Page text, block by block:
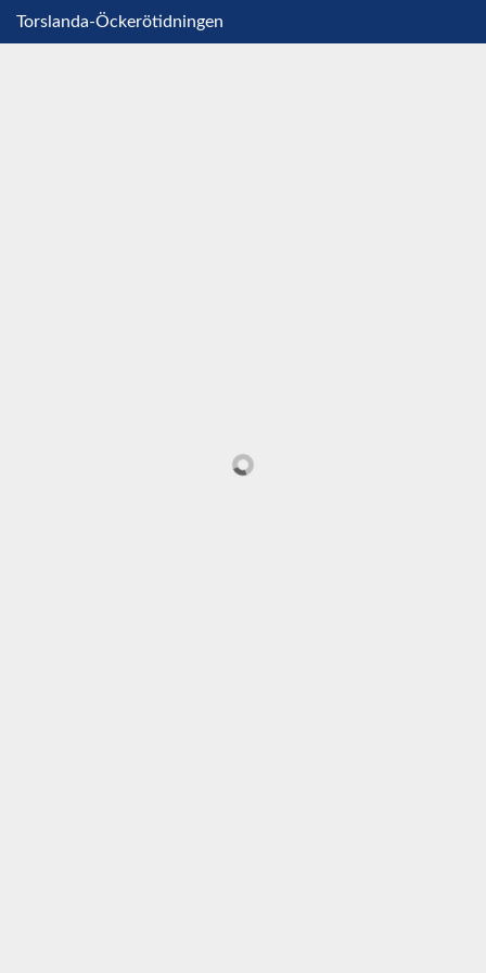
Torslanda-Öckerötidningen